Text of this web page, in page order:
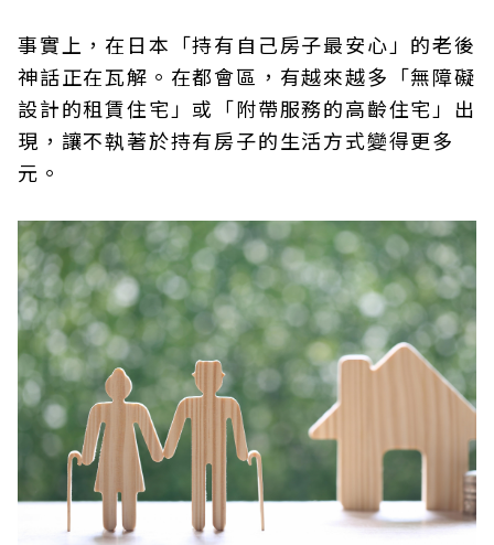
事實上，在日本「持有自己房子最安心」的老後
神話正在瓦解。在都會區，有越來越多「無障礙
設計的租賃住宅」或「附帶服務的高齡住宅」出
現，讓不執著於持有房子的生活方式變得更多
元。